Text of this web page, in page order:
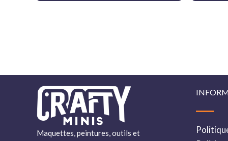
Maquettes, peintures, outils et